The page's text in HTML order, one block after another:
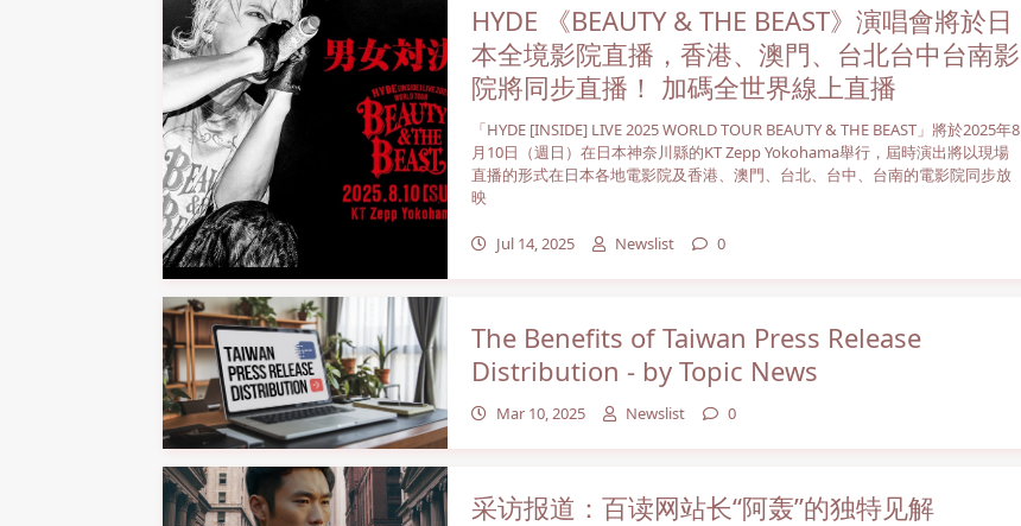
HYDE 《BEAUTY & THE BEAST》演唱會將於日
本全境影院直播，香港、澳門、台北台中台南影
院將同步直播！ 加碼全世界線上直播
「HYDE [INSIDE] LIVE 2025 WORLD TOUR BEAUTY & THE BEAST」將於2025年8
月10日（週日）在日本神奈川縣的KT Zepp Yokohama舉行，屆時演出將以現場
直播的形式在日本各地電影院及香港、澳門、台北、台中、台南的電影院同步放
映
Jul 14, 2025 Newslist 0
The Benefits of Taiwan Press Release
Distribution - by Topic News
Mar 10, 2025 Newslist 0
采访报道：百读网站长“阿轰”的独特见解